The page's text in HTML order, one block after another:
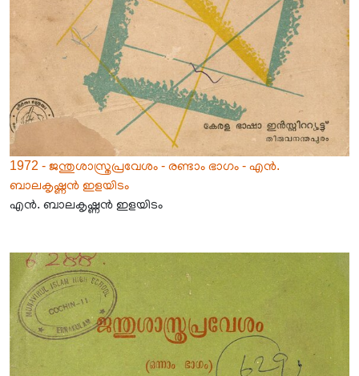
1972 - ജന്തുശാസ്ത്രപ്രവേശം - രണ്ടാം ഭാഗം - എൻ.
ബാലകൃഷ്ണൻ ഇളയിടം
എൻ. ബാലകൃഷ്ണൻ ഇളയിടം